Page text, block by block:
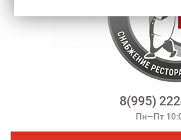
8(995)
Пн—Пт